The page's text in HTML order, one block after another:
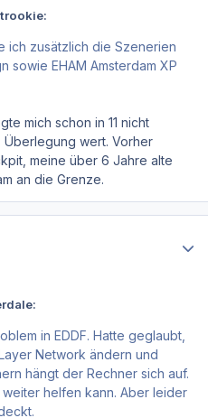
ich zusätzlich die Szenerien
sowie EHAM Amsterdam XP
mich schon in 11 nicht
Überlegung wert. Vorher
meine über 6 Jahre alte
an die Grenze.
in EDDF. Hatte geglaubt,
Network ändern und
hängt der Rechner sich auf.
helfen kann. Aber leider